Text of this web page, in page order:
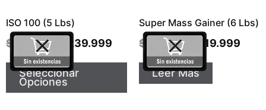
ISO 100 (5 Lbs)
$ 329.900 239.999
Seleccionar
Opciones
Super Mass Gainer (6 Lbs)
$ 179.900 119.999
Leer Más